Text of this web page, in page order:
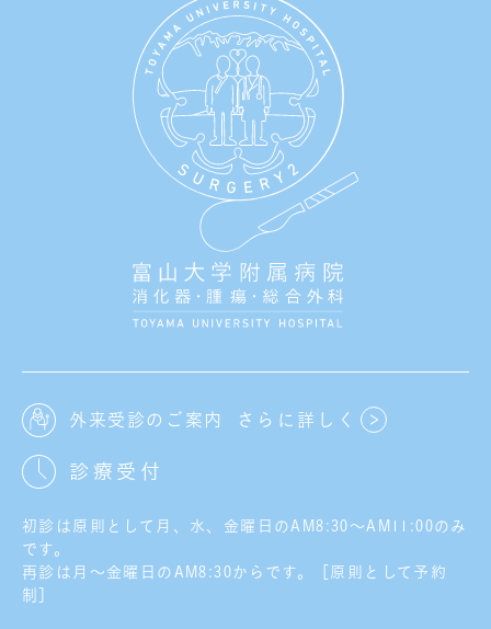
外来受診のご案内 さらに詳しく
診療受付
初診は原則として月、水、金曜日のAM8:30～AM11:00のみ
です。
再診は月～金曜日のAM8:30からです。［原則として予約
制］